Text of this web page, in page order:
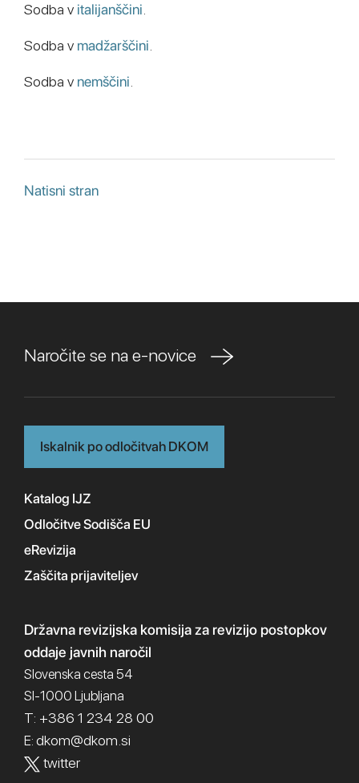
Sodba v italijanščini
Sodba v madžarščini
Sodba v nemščini
Natisni stran
Naročite se na e-novice
Iskalnik po odločitvah DKOM
Katalog IJZ
Odločitve Sodišča EU
eRevizija
Zaščita prijaviteljev
Državna revizijska komisijaza revizijo postopkov
oddaje javnih naročil
Slovenska cesta 54
SI-1000 Ljubljana
T: +386 1 234 28 00
E: dkom@dkom.si
twitter